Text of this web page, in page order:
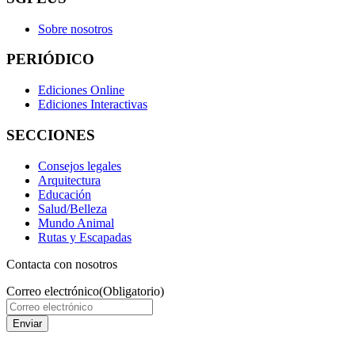
Sobre nosotros
PERIÓDICO
Ediciones Online
Ediciones Interactivas
SECCIONES
Consejos legales
Arquitectura
Educación
Salud/Belleza
Mundo Animal
Rutas y Escapadas
Contacta con nosotros
Correo electrónico(Obligatorio)